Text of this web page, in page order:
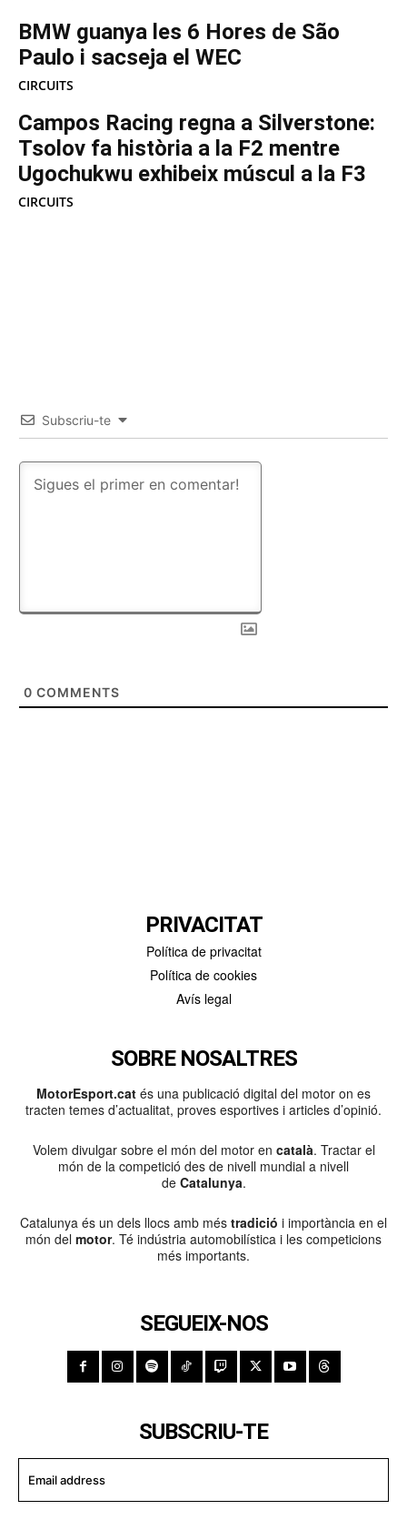
BMW guanya les 6 Hores de São
Paulo i sacseja el WEC
CIRCUITS
Campos Racing regna a Silverstone:
Tsolov fa història a la F2 mentre
Ugochukwu exhibeix múscul a la F3
CIRCUITS
Subscriu-te
0 COMMENTS
PRIVACITAT
Política de privacitat
Política de cookies
Avís legal
SOBRE NOSALTRES
MotorEsport.cat és una publicació digital del motor on es
tracten temes d’actualitat, proves esportives i articles d’opinió.
Volem divulgar sobre el món del motor en català. Tractar el
món de la competició des de nivell mundial a nivell
de Catalunya.
Catalunya és un dels llocs amb més tradició i importància en el
món del motor. Té indústria automobilística i les competicions
més importants.
SEGUEIX-NOS
SUBSCRIU-TE